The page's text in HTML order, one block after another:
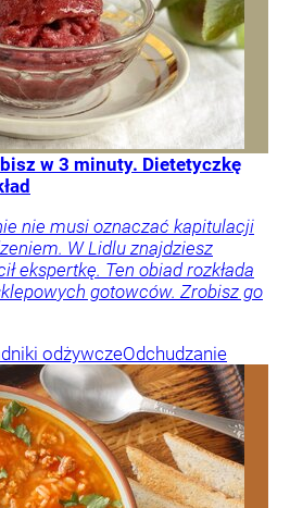
w 3 minuty. Dietetyczkę
nie musi oznaczać kapitulacji
W Lidlu znajdziesz
ekspertkę. Ten obiad rozkłada
gotowców. Zrobisz go
odżywczeOdchudzanie